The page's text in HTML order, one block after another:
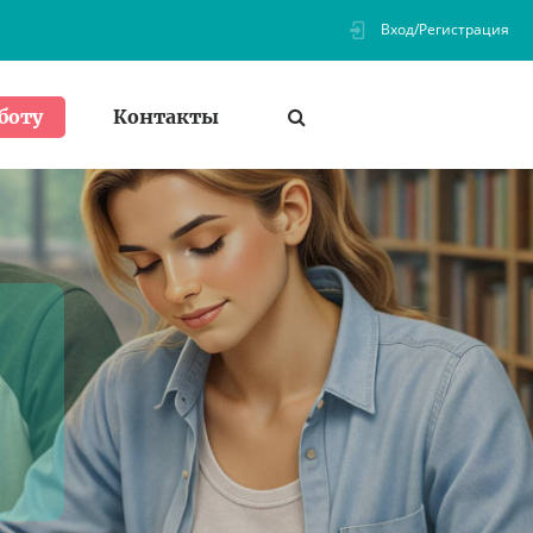
Вход/Регистрация
Контакты